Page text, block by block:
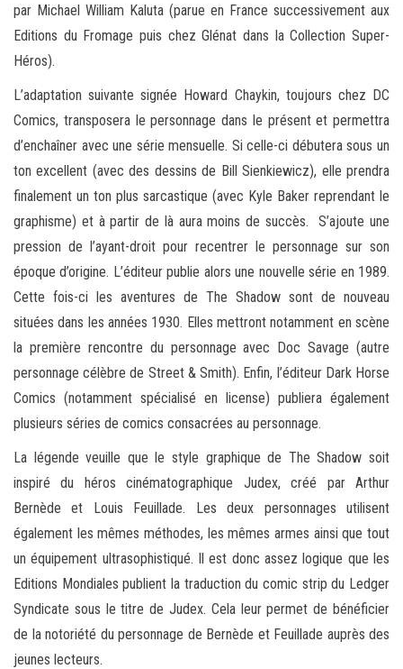
par Michael William Kaluta (parue en France successivement aux
Editions du Fromage puis chez Glénat dans la Collection Super-
Héros).
L’adaptation suivante signée Howard Chaykin, toujours chez DC
Comics, transposera le personnage dans le présent et permettra
d’enchaîner avec une série mensuelle. Si celle-ci débutera sous un
ton excellent (avec des dessins de Bill Sienkiewicz), elle prendra
finalement un ton plus sarcastique (avec Kyle Baker reprendant le
graphisme) et à partir de là aura moins de succès. S’ajoute une
pression de l’ayant-droit pour recentrer le personnage sur son
époque d’origine. L’éditeur publie alors une nouvelle série en 1989.
Cette fois-ci les aventures de The Shadow sont de nouveau
situées dans les années 1930. Elles mettront notamment en scène
la première rencontre du personnage avec Doc Savage (autre
personnage célèbre de Street & Smith). Enfin, l’éditeur Dark Horse
Comics (notamment spécialisé en license) publiera également
plusieurs séries de comics consacrées au personnage.
La légende veuille que le style graphique de The Shadow soit
inspiré du héros cinématographique Judex, créé par Arthur
Bernède et Louis Feuillade. Les deux personnages utilisent
également les mêmes méthodes, les mêmes armes ainsi que tout
un équipement ultrasophistiqué. Il est donc assez logique que les
Editions Mondiales publient la traduction du comic strip du Ledger
Syndicate sous le titre de Judex. Cela leur permet de bénéficier
de la notoriété du personnage de Bernède et Feuillade auprès des
jeunes lecteurs.